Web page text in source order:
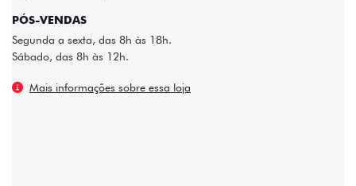
PÓS-VENDAS
Segunda a sexta, das 8h às 18h.
Sábado, das 8h às 12h.
Mais informações sobre essa loja